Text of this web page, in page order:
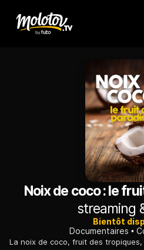
Noix de coco : le
streaming
Bientôt
Documentaires